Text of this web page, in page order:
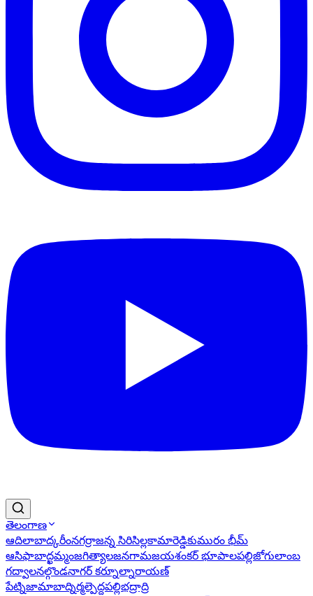
తెలంగాణ
ఆదిలాబాద్కరీంనగర్రాజన్న సిరిసిల్లకామారెడ్డికుమురం భీమ్
ఆసిఫాబాద్ఖమ్మంజగిత్యాలజనగామజయశంకర్ భూపాలపల్లిజోగులాంబ
గద్వాలనల్గొండనాగర్ కర్నూల్నారాయణ్
పేట్నిజామాబాద్నిర్మల్పెద్దపల్లిభద్రాద్రి